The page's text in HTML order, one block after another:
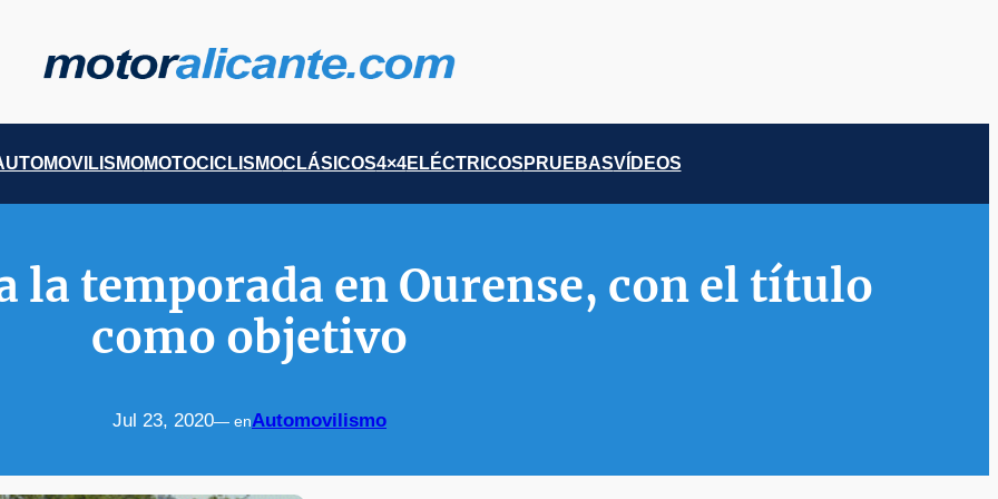
MOTOCICLISMOCLÁSICOS4×4ELÉCTRICOS PRUEBASVÍDEOS
la temporada en Ourense, con el título
como objetivo
Jul 23, 2020— enAutomovilismo